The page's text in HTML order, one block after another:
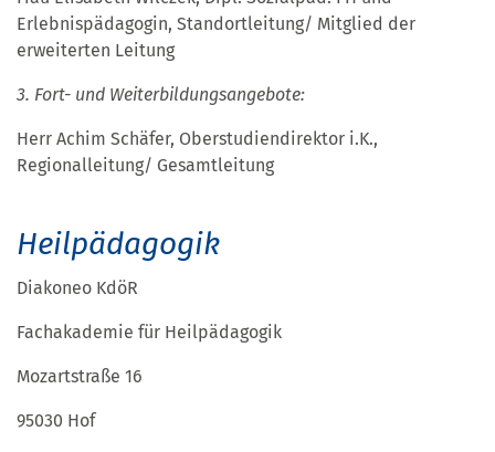
Erlebnispädagogin, Standortleitung/ Mitglied der
erweiterten Leitung
3. Fort- und Weiterbildungsangebote:
Herr Achim Schäfer, Oberstudiendirektor i.K.,
Regionalleitung/ Gesamtleitung
Heilpädagogik
Diakoneo KdöR
Fachakademie für Heilpädagogik
Mozartstraße 16
95030 Hof